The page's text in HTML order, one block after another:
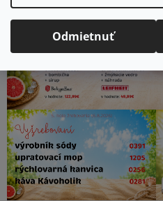
Odmietnuť
a
j
t
e
v
n
a